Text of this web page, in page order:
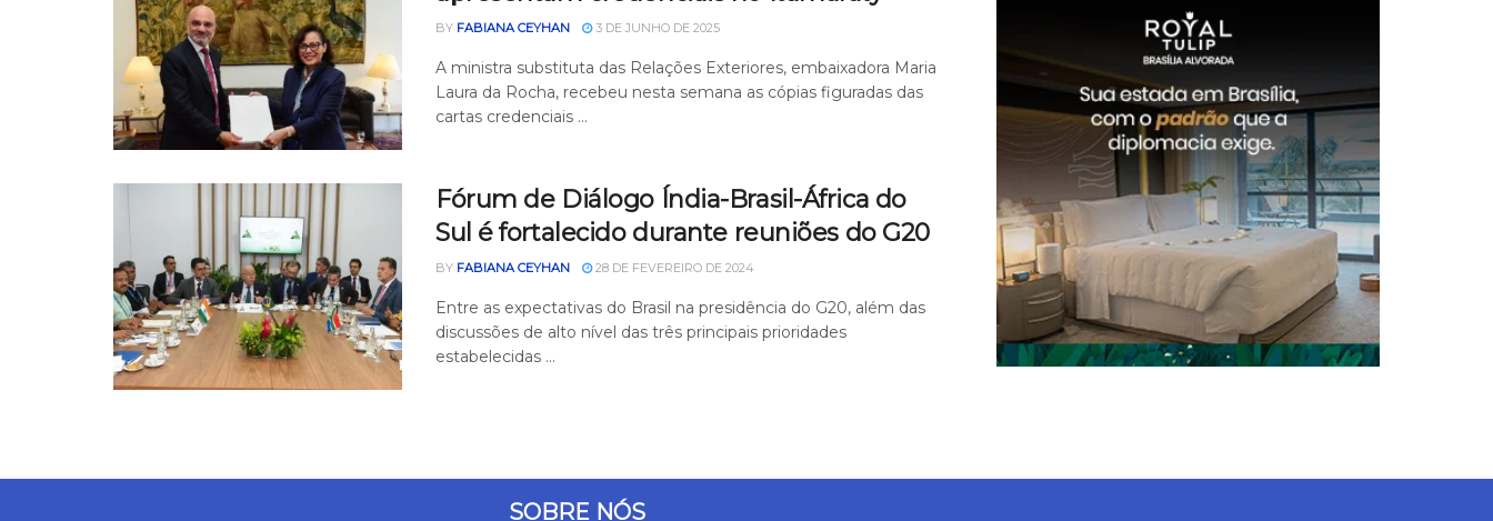
BY FABIANA CEYHAN 3 DE JUNHO DE 2025
A ministra substituta das Relações Exteriores, embaixadora Maria
Laura da Rocha, recebeu nesta semana as cópias figuradas das
cartas credenciais ...
Fórum de Diálogo Índia-Brasil-África do
Sul é fortalecido durante reuniões do G20
BY FABIANA CEYHAN 28 DE FEVEREIRO DE 2024
Entre as expectativas do Brasil na presidência do G20, além das
discussões de alto nível das três principais prioridades
estabelecidas ...
SOBRE NÓS